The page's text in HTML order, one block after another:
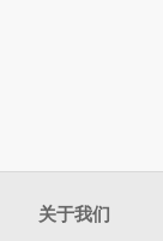
关于我们